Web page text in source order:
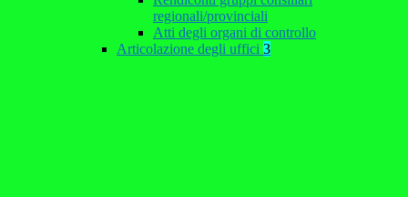
regionali/provinciali
Atti degli organi di controllo
Articolazione degli uffici 3